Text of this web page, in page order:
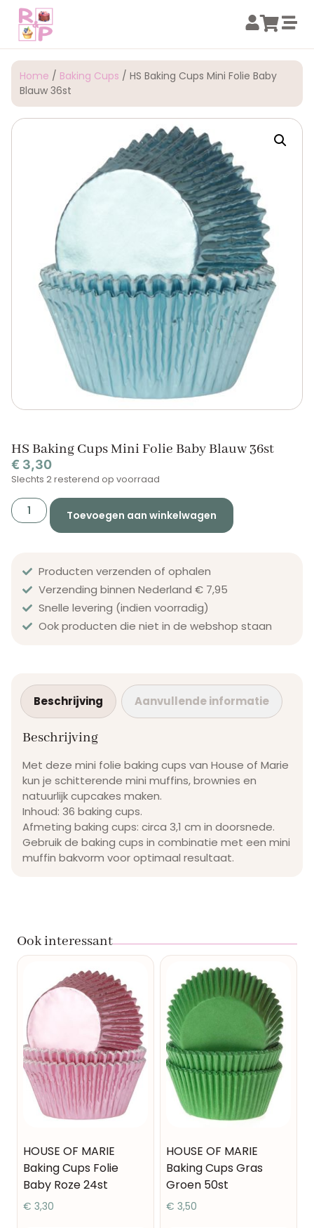
Home / Baking Cups / HS Baking Cups Mini Folie Baby
Blauw 36st
HS Baking Cups Mini Folie Baby Blauw 36st
€ 3,30
Slechts 2 resterend op voorraad
Toevoegen aan winkelwagen
Producten verzenden of ophalen
Verzending binnen Nederland € 7,95
Snelle levering (indien voorradig)
Ook producten die niet in de webshop staan​
Beschrijving Aanvullende informatie
Beschrijving
Met deze mini folie baking cups van House of Marie
kun je schitterende mini muffins, brownies en
natuurlijk cupcakes maken.
Inhoud: 36 baking cups.
Afmeting baking cups: circa 3,1 cm in doorsnede.
Gebruik de baking cups in combinatie met een mini
muffin bakvorm voor optimaal resultaat.
Ook interessant
HOUSE OF MARIE
Baking Cups Folie
Baby Roze 24st
€ 3,30
HOUSE OF MARIE
Baking Cups Gras
Groen 50st
€ 3,50